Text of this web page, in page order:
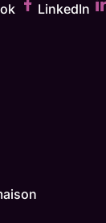
LinkedIn